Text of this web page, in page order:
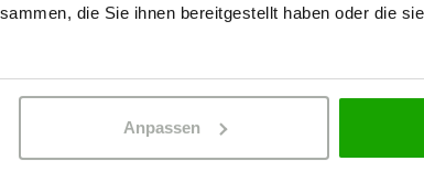
die Sie ihnen bereitgestellt haben oder die
Anpassen
Herren
35,64 €
PRIVATPERSON